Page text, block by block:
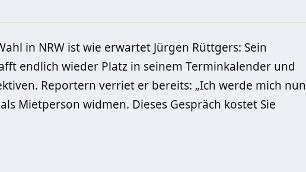
in NRW ist wie erwartet Jürgen Rüttgers: Sein
endlich wieder Platz in seinem Terminkalender und
Reportern verriet er bereits: „Ich werde mich nun
Mietperson widmen. Dieses Gespräch kostet Sie